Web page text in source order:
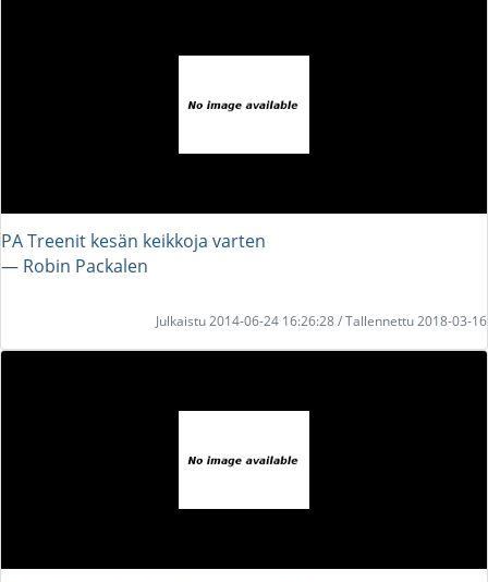
PA Treenit kesän keikkoja varten
― Robin Packalen
Julkaistu 2014-06-24 16:26:28 / Tallennettu 2018-03-16